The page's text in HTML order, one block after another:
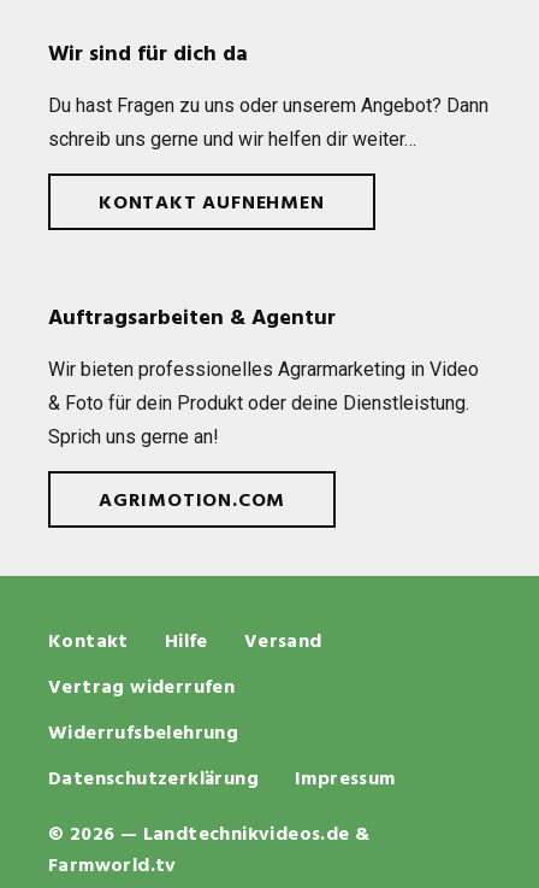
Wir sind für dich da
Du hast Fra­gen zu uns oder unse­rem Ange­bot? Dann
schreib uns gerne und wir hel­fen dir weiter…
KONTAKT AUFNEHMEN
Auftragsarbeiten & Agentur
Wir bie­ten pro­fes­sio­nel­les Agrar­mar­ke­ting in Video
& Foto für dein Pro­dukt oder deine Dienst­leis­tung.
Sprich uns gerne an!
AGRIMOTION.COM
© 2026 — Landtechnikvideos.de &
Farmworld.tv
Kontakt Hilfe
Versand
Vertrag widerrufen
Widerrufsbelehrung
Datenschutzerklärung
Impressum